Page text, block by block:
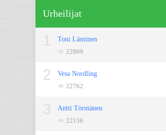
Urheilijat
Toni Läntinen
22869
2
Vesa Nordling
22762
Antti Törmänen
22136